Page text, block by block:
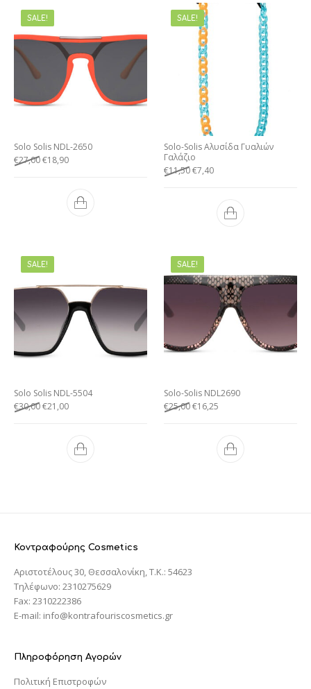
SALE!
Solo Solis NDL-2650
€27,00€18,90
SALE!
Solo-Solis Αλυσίδα Γυαλιών
Γαλάζιο
€11,50€7,40
SALE!
Solo Solis NDL-5504
€30,00€21,00
SALE!
Solo-Solis NDL2690
€25,00€16,25
Κοντραφούρης Cosmetics
Αριστοτέλους 30, Θεσσαλονίκη, T.K.: 54623
Τηλέφωνο: 2310275629
Fax: 2310222386
E-mail: info@kontrafouriscosmetics.gr
Πληροφόρηση Αγορών
Πολιτική Επιστροφών